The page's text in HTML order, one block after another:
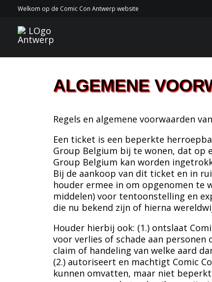
Welkom op de Comic Con Antwerp website
ALGEMENE
Regels en algemene voorwaarden
Een ticket is een beperkte
Group Belgium bij te wonen, dat op
Group Belgium kan worden
Bij de aankoop van dit ticket en in
houder ermee in om opgenomen te
middelen) voor tentoonstelling en
die nu bekend zijn of hierna
Houder hierbij ook: (1.) ontslaat
voor verlies of schade aan
claim of handeling van welke aard
(2.) autoriseert en machtigt Comic
kunnen omvatten, maar niet